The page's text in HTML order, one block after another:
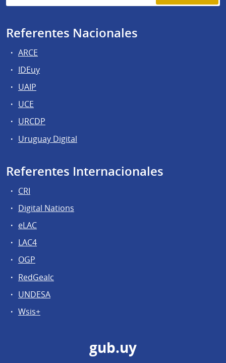
Referentes Nacionales
ARCE
IDEuy
UAIP
UCE
URCDP
Uruguay Digital
Referentes Internacionales
CRI
Digital Nations
eLAC
LAC4
OGP
RedGealc
UNDESA
Wsis+
gub.uy